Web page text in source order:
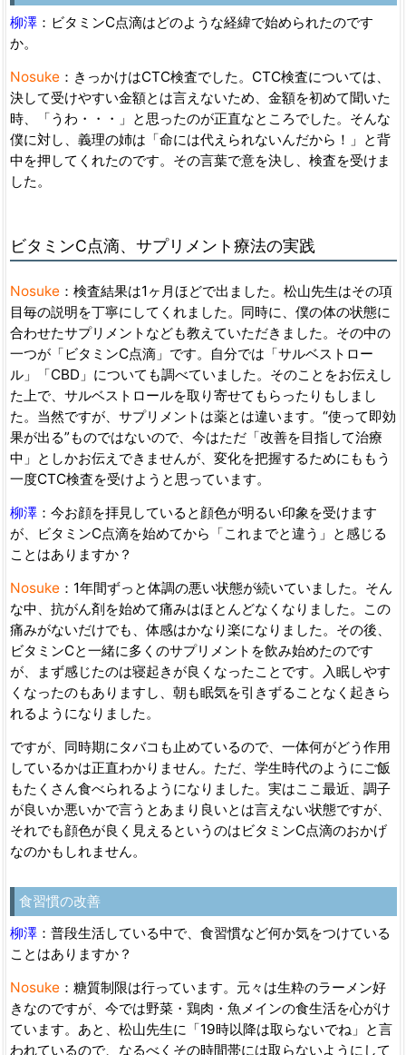
柳澤：ビタミンC点滴はどのような経緯で始められたのです
か。
Nosuke：きっかけはCTC検査でした。CTC検査については、
決して受けやすい金額とは言えないため、金額を初めて聞いた
時、「うわ・・・」と思ったのが正直なところでした。そんな
僕に対し、義理の姉は「命には代えられないんだから！」と背
中を押してくれたのです。その言葉で意を決し、検査を受けま
した。
ビタミンC点滴、サプリメント療法の実践
Nosuke：検査結果は1ヶ月ほどで出ました。松山先生はその項
目毎の説明を丁寧にしてくれました。同時に、僕の体の状態に
合わせたサプリメントなども教えていただきました。その中の
一つが「ビタミンC点滴」です。自分では「サルベストロー
ル」「CBD」についても調べていました。そのことをお伝えし
た上で、サルベストロールを取り寄せてもらったりもしまし
た。当然ですが、サプリメントは薬とは違います。“使って即効
果が出る”ものではないので、今はただ「改善を目指して治療
中」としかお伝えできませんが、変化を把握するためにももう
一度CTC検査を受けようと思っています。
柳澤：今お顔を拝見していると顔色が明るい印象を受けます
が、ビタミンC点滴を始めてから「これまでと違う」と感じる
ことはありますか？
Nosuke：1年間ずっと体調の悪い状態が続いていました。そん
な中、抗がん剤を始めて痛みはほとんどなくなりました。この
痛みがないだけでも、体感はかなり楽になりました。その後、
ビタミンCと一緒に多くのサプリメントを飲み始めたのです
が、まず感じたのは寝起きが良くなったことです。入眠しやす
くなったのもありますし、朝も眠気を引きずることなく起きら
れるようになりました。
ですが、同時期にタバコも止めているので、一体何がどう作用
しているかは正直わかりません。ただ、学生時代のようにご飯
もたくさん食べられるようになりました。実はここ最近、調子
が良いか悪いかで言うとあまり良いとは言えない状態ですが、
それでも顔色が良く見えるというのはビタミンC点滴のおかげ
なのかもしれません。
食習慣の改善
柳澤：普段生活している中で、食習慣など何か気をつけている
ことはありますか？
Nosuke：糖質制限は行っています。元々は生粋のラーメン好
きなのですが、今では野菜・鶏肉・魚メインの食生活を心がけ
ています。あと、松山先生に「19時以降は取らないでね」と言
われているので、なるべくその時間帯には取らないようにして